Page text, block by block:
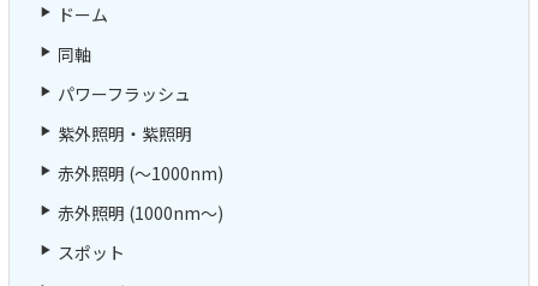
ドーム
同軸
パワーフラッシュ
紫外照明・紫照明
赤外照明 (～1000nm)
赤外照明 (1000nm～)
スポット